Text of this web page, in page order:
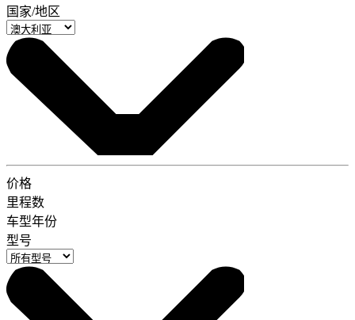
国家/地区
价格
里程数
车型年份
型号